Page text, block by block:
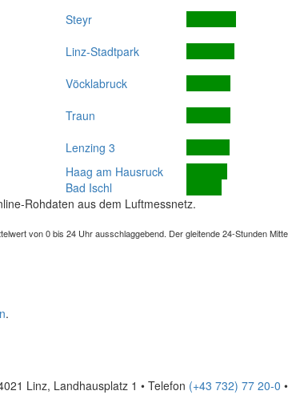
Steyr
Linz-Stadtpark
Vöcklabruck
Traun
Lenzing 3
Haag am Hausruck
Bad Ischl
Rohdaten aus dem Luftmessnetz.
von 0 bis 24 Uhr ausschlaggebend. Der gleitende 24-Stunden
.
Linz, Landhausplatz 1 • Telefon (+43 732) 77 20-0